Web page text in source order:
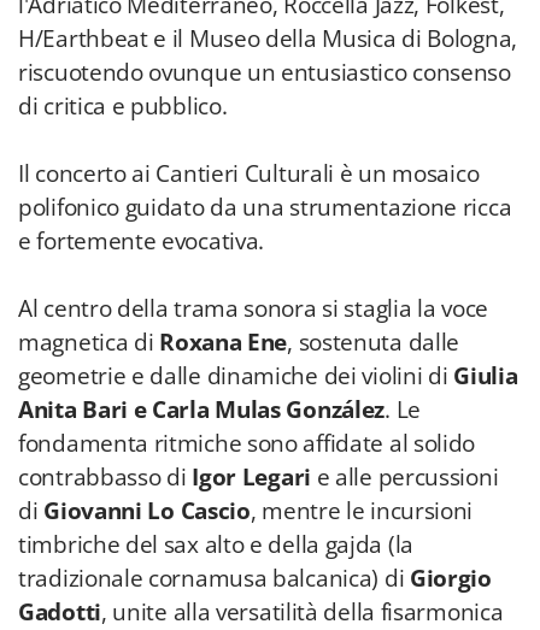
H/Earthbeat e il Museo della Musica di Bologna,
riscuotendo ovunque un entusiastico consenso
di critica e pubblico.
Il concerto ai Cantieri Culturali è un mosaico
polifonico guidato da una strumentazione ricca
e fortemente evocativa.
Al centro della trama sonora si staglia la voce
magnetica di Roxana Ene, sostenuta dalle
geometrie e dalle dinamiche dei violini di Giulia
Anita Bari e Carla Mulas González. Le
fondamenta ritmiche sono affidate al solido
contrabbasso di Igor Legari e alle percussioni
di Giovanni Lo Cascio, mentre le incursioni
timbriche del sax alto e della gajda (la
tradizionale cornamusa balcanica) di Giorgio
Gadotti, unite alla versatilità della fisarmonica